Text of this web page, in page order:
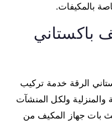
بالمكيفات.
باكستاني
الرقة خدمة تركيب
والمنزلية ولكل المنشآت
بات جهاز المكيف من